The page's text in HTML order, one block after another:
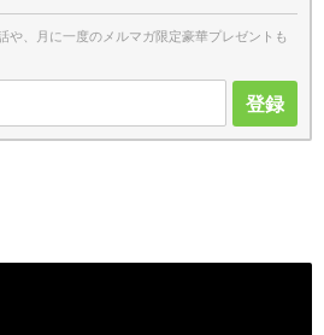
や、月に一度のメルマガ限定豪華プレゼントも
登録